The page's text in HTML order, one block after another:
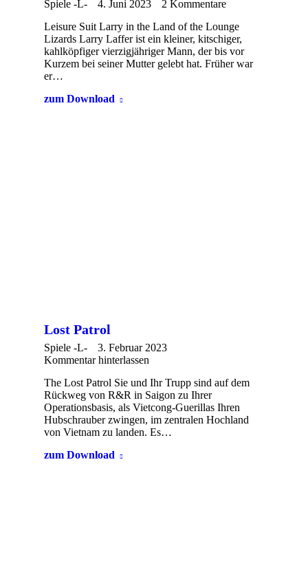
Spiele -L- 4. Juni 2023
2 Kommentare
Leisure Suit Larry in the Land of the Lounge
Lizards Larry Laffer ist ein kleiner, kitschiger,
kahlköpfiger vierzigjähriger Mann, der bis vor
Kurzem bei seiner Mutter gelebt hat. Früher war
er…
zum Download
Lost Patrol
Spiele -L-
3. Februar 2023
Kommentar hinterlassen
The Lost Patrol Sie und Ihr Trupp sind auf dem
Rückweg von R&R in Saigon zu Ihrer
Operationsbasis, als Vietcong-Guerillas Ihren
Hubschrauber zwingen, im zentralen Hochland
von Vietnam zu landen. Es…
zum Download